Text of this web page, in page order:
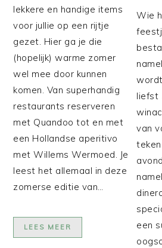
lekkere en handige items
voor jullie op een rijtje
gezet. Hier ga je die
(hopelijk) warme zomer
wel mee door kunnen
komen. Van superhandig
restaurants reserveren
met Quandoo tot en met
een Hollandse aperitivo
met Willems Wermoed. Je
leest het allemaal in deze
zomerse editie van…
LEES MEER
Wie
liefst
van
een